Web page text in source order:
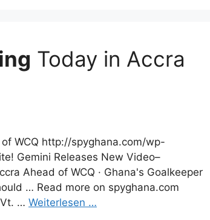
Today in Accra
WCQ http://spyghana.com/wp-
Gemini Releases New Video–
Ahead of WCQ · Ghana's Goalkeeper
… Read more on spyghana.com
… Weiterlesen …